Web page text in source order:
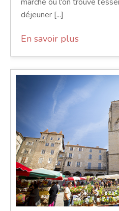
déjeuner [...]
En savoir plus